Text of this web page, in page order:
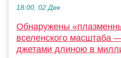
18:00, 02 Дек
Обнаружены
вселенского масштаба
джетами длиною в